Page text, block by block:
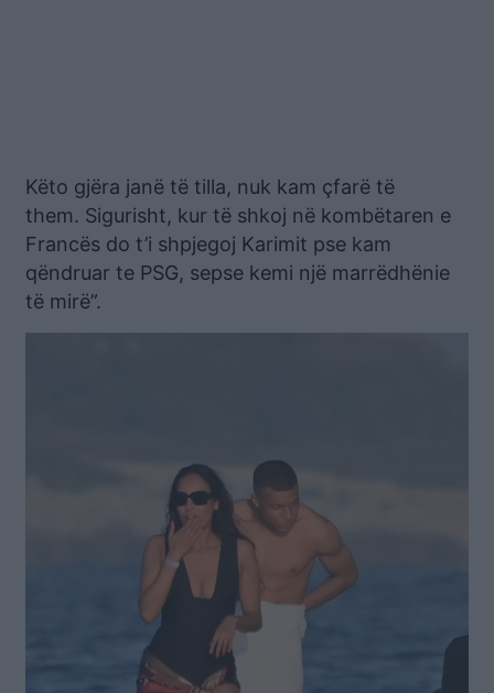
Këto gjëra janë të tilla, nuk kam çfarë të
them. Sigurisht, kur të shkoj në kombëtaren e
Francës do t’i shpjegoj Karimit pse kam
qëndruar te PSG, sepse kemi një marrëdhënie
të mirë”.